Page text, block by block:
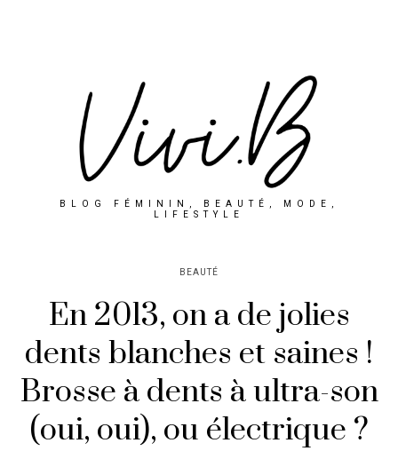
BLOG FÉMININ, BEAUTÉ, MODE,
LIFESTYLE
BEAUTÉ
En 2013, on a de jolies
dents blanches et saines !
Brosse à dents à ultra-son
(oui, oui), ou électrique ?